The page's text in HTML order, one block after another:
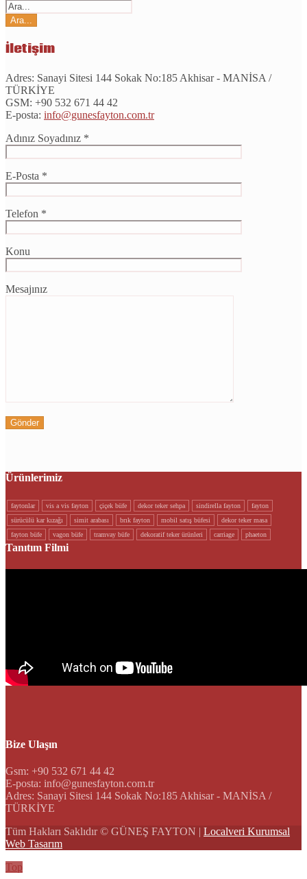
İletişim
Adres: Sanayi Sitesi 144 Sokak No:185 Akhisar - MANİSA /
TÜRKİYE
GSM: +90 532 671 44 42
E-posta: info@gunesfayton.com.tr
Adınız Soyadınız *
E-Posta *
Telefon *
Konu
Mesajınız
Ürünlerimiz
faytonlar vi̇s a vi̇s fayton çi̇çek büfe dekor teker sehpa si̇ndi̇rella fayton
fayton
sürücülü kar kizaği
si̇mi̇t arabasi brik fayton mobi̇l satiş büfesi̇
dekor teker masa
fayton büfe
vagon büfe tramvay büfe dekorati̇f teker ürünleri carriage phaeton
Tanıtım Filmi
Bize Ulaşın
Gsm: +90 532 671 44 42
E-posta: info@gunesfayton.com.tr
Adres: Sanayi Sitesi 144 Sokak No:185 Akhisar - MANİSA /
TÜRKİYE
Tüm Hakları Saklıdır © GÜNEŞ FAYTON | Localveri Kurumsal
Web Tasarım
Top